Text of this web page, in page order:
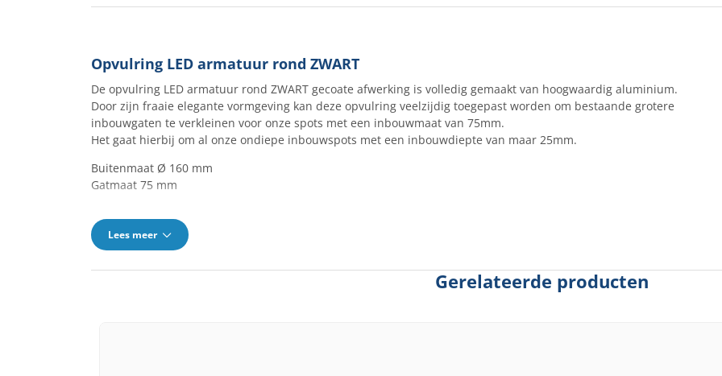
Opvulring LED armatuur rond ZWART
De opvulring LED armatuur rond ZWART gecoate afwerking is volledig gemaakt van hoogwaardig aluminium.
Door zijn fraaie elegante vormgeving kan deze opvulring veelzijdig toegepast worden om bestaande grotere
inbouwgaten te verkleinen voor onze spots met een inbouwmaat van 75mm.
Het gaat hierbij om al onze ondiepe inbouwspots met een inbouwdiepte van maar 25mm.
Buitenmaat Ø 160 mm
Gatmaat 75 mm
Lees meer
Gerelateerde producten